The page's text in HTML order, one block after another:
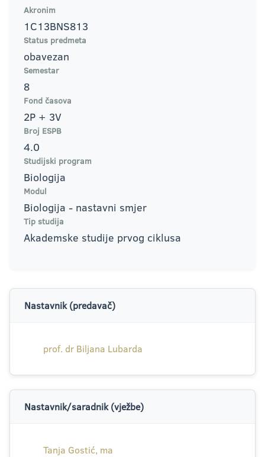
Akronim
1C13BNS813
Status predmeta
obavezan
Semestar
8
Fond časova
2P + 3V
Broj ESPB
4.0
Studijski program
Biologija
Modul
Biologija - nastavni smjer
Tip studija
Akademske studije prvog ciklusa
Nastavnik (predavač)
prof. dr Biljana Lubarda
Nastavnik/saradnik (vježbe)
Tanja Gostić, ma